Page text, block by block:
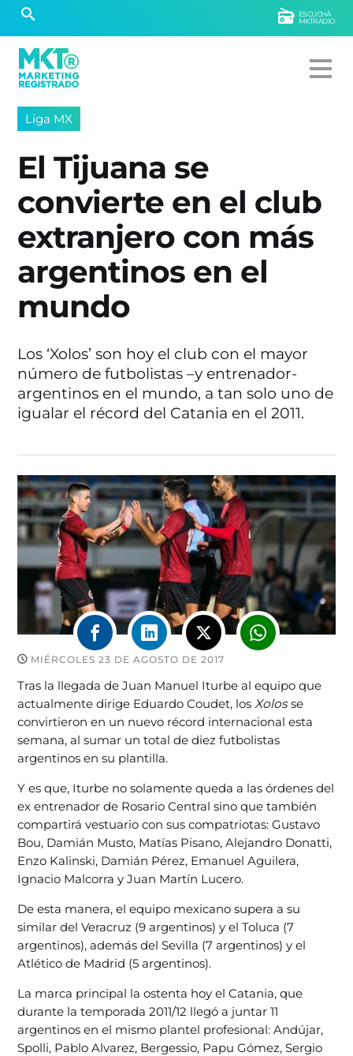
ESCUCHÁ
MKTRADIO
Liga MX
El Tijuana se
convierte en el club
extranjero con más
argentinos en el
mundo
Los ‘Xolos’ son hoy el club con el mayor
número de futbolistas –y entrenador-
argentinos en el mundo, a tan solo uno de
igualar el récord del Catania en el 2011.
MIÉRCOLES 23 DE AGOSTO DE 2017
Tras la llegada de Juan Manuel Iturbe al equipo que
actualmente dirige Eduardo Coudet, los Xolosse
convirtieron en un nuevo récord internacional esta
semana, al sumar un total de diez futbolistas
argentinos en su plantilla.
Y es que, Iturbe no solamente queda a las órdenes del
ex entrenador de Rosario Central sino que también
compartirá vestuario con sus compatriotas: Gustavo
Bou, Damián Musto, Matías Pisano, Alejandro Donatti,
Enzo Kalinski, Damián Pérez, Emanuel Aguilera,
Ignacio Malcorra y Juan Martín Lucero.
De esta manera, el equipo mexicano supera a su
similar del Veracruz (9 argentinos) y el Toluca (7
argentinos), además del Sevilla (7 argentinos) y el
Atlético de Madrid (5 argentinos).
La marca principal la ostenta hoy el Catania, que
durante la temporada 2011/12 llegó a juntar 11
argentinos en el mismo plantel profesional: Andújar,
Spolli, Pablo Alvarez, Bergessio, Papu Gómez, Sergio